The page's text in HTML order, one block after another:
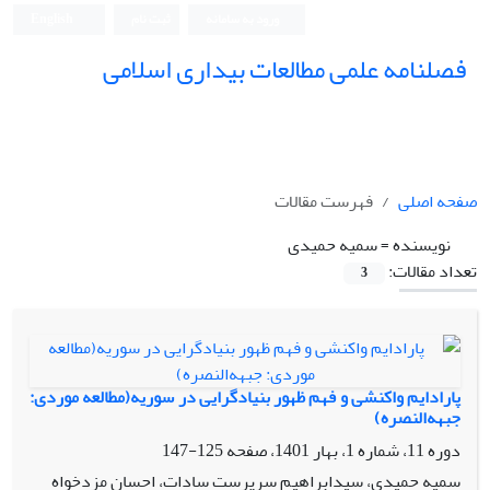
فصلنامه علمی مطالعات بیداری اسلامی
صفحه اصلی
فهرست مقالات
نویسنده =سمیه حمیدی
تعداد مقالات:
3
پارادایم واکنشی و فهم ظهور بنیاد‌گرایی در سوریه(مطالعه موردی:
جبهه‌النصره)
دوره 11، شماره 1، بهار 1401، صفحه
125-147
سمیه حمیدی، سیدابراهیم سرپرست سادات، احسان مزدخواه